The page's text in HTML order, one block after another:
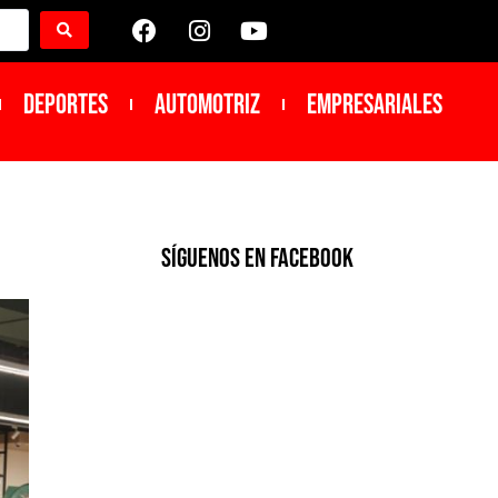
DEPORTES Automotriz Empresariales
SíGUENOS EN FACEBOOK